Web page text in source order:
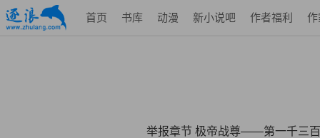
首页 书库 动漫 新小说吧 作者福利 作
举报章节 极帝战尊——第一千三